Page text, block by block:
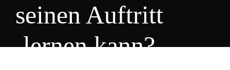
seinen Auftritt
lernen kann?